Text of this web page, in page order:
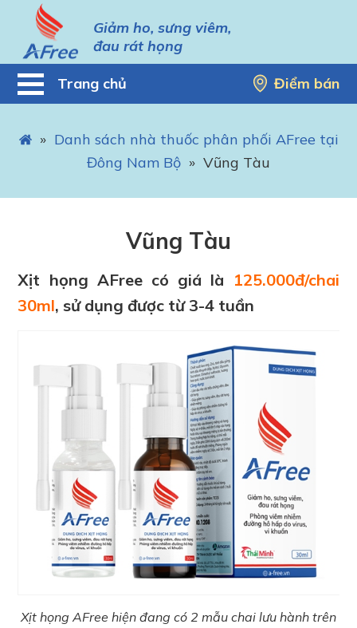
Giảm ho, sưng viêm,
đau rát họng
Trang chủ Điểm bán
» Danh sách nhà thuốc phân phối AFree tại
Đông Nam Bộ » Vũng Tàu
Vũng Tàu
Xịt họng AFree có giá là 125.000đ/chai
30ml, sử dụng được từ 3-4 tuần
Xịt họng AFree hiện đang có 2 mẫu chai lưu hành trên